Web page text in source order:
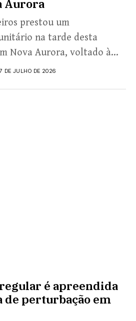
Aurora
prestou um
na tarde desta
Nova Aurora, voltado à
em...
DE JULHO DE 2026
é apreendida
de perturbação em